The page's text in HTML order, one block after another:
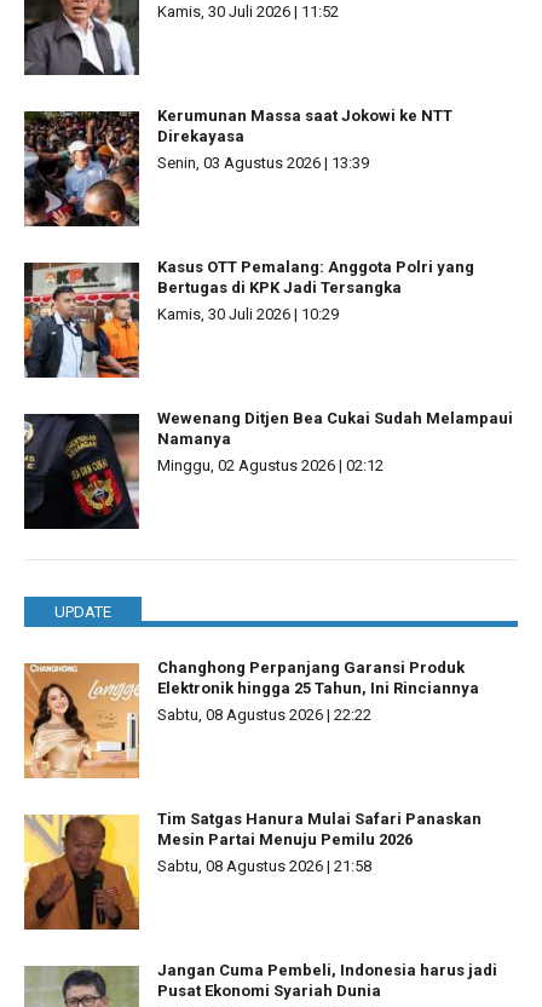
Kamis, 30 Juli 2026 | 11:52
Kerumunan Massa saat Jokowi ke NTT
Direkayasa
Senin, 03 Agustus 2026 | 13:39
Kasus OTT Pemalang: Anggota Polri yang
Bertugas di KPK Jadi Tersangka
Kamis, 30 Juli 2026 | 10:29
Wewenang Ditjen Bea Cukai Sudah Melampaui
Namanya
Minggu, 02 Agustus 2026 | 02:12
UPDATE
Changhong Perpanjang Garansi Produk
Elektronik hingga 25 Tahun, Ini Rinciannya
Sabtu, 08 Agustus 2026 | 22:22
Tim Satgas Hanura Mulai Safari Panaskan
Mesin Partai Menuju Pemilu 2026
Sabtu, 08 Agustus 2026 | 21:58
Jangan Cuma Pembeli, Indonesia harus jadi
Pusat Ekonomi Syariah Dunia